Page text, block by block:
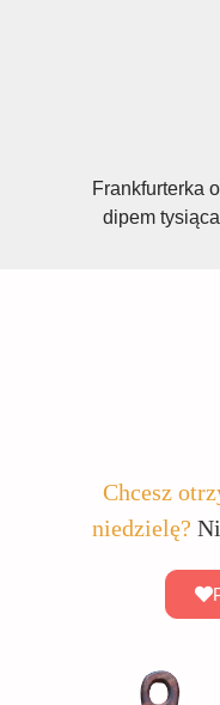
Frankfurterka
dipem
Chcesz
niedzielę?